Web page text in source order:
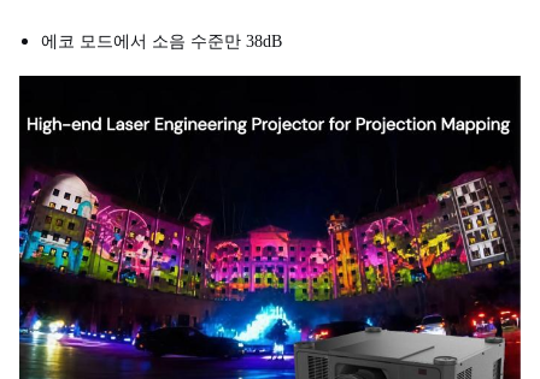
에코 모드에서 소음 수준만 38dB